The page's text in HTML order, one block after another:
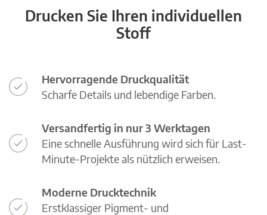
Drucken Sie Ihren individuellen
Stoff
Hervorragende Druckqualität
Scharfe Details und lebendige Farben.
Versandfertig in nur 3 Werktagen
Eine schnelle Ausführung wird sich für Last-
Minute-Projekte als nützlich erweisen.
Moderne Drucktechnik
Erstklassiger Pigment- und